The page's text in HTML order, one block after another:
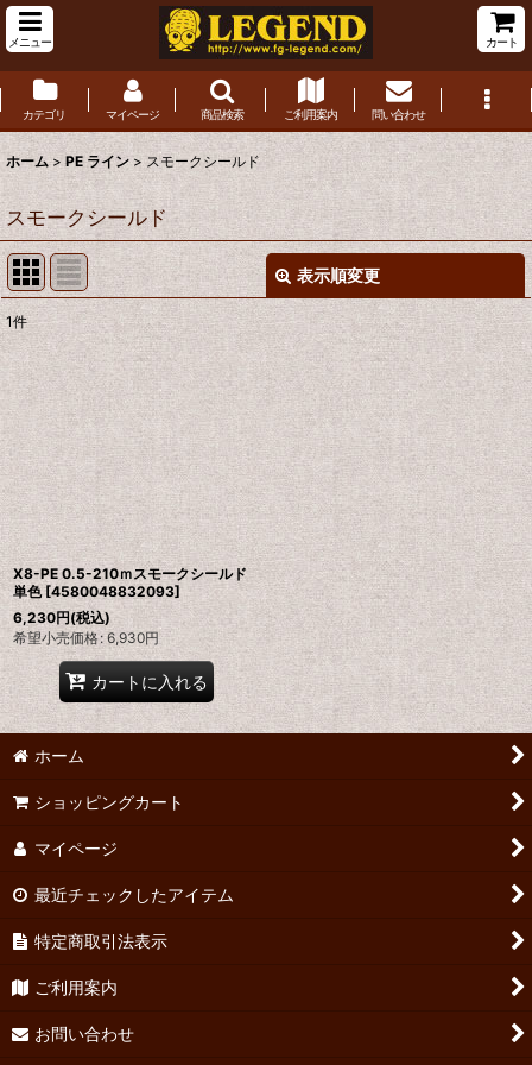
メニュー カート
カテゴリ マイページ 商品検索 ご利用案内 問い合わせ
ホーム > PE ライン > スモークシールド
スモークシールド
表示順変更
表示数
並び順:
絞り込む
1件
X8-PE 0.5-210ｍスモークシールド
単色 [4580048832093]
6,230円(税込)
希望小売価格: 6,930円
カートに入れる
ホーム
ショッピングカート
マイページ
最近チェックしたアイテム
特定商取引法表示
ご利用案内
お問い合わせ